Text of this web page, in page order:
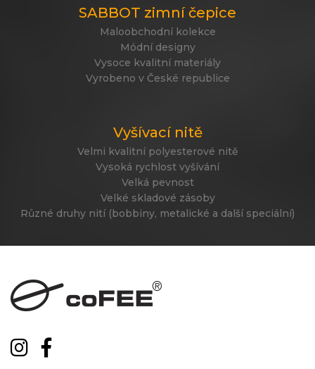
SABBOT zimní čepice
Maloobchodní kolekce
Módní designy
Vysoce kvalitní materiály
Vyrobeno v České republice
Vyšívací nitě
Velmi kvalitní polyesterové nitě
Vysoká rychlost vyšívání
Velká pevnost
Velké skladové zásoby
Různé druhy nití (bobbiny, metalické a další speciální)